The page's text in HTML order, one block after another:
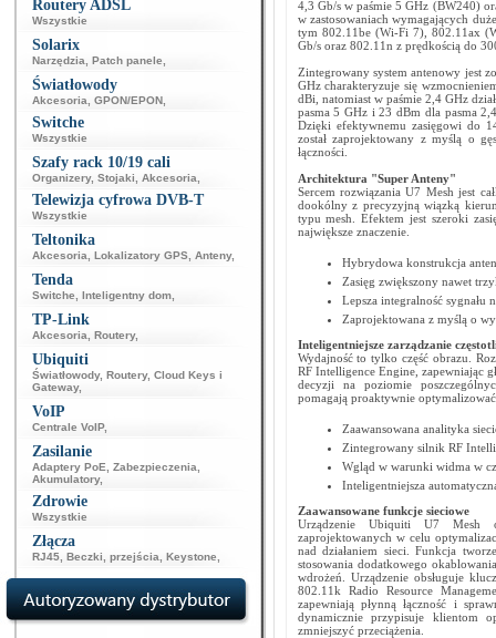
Routery ADSL
Wszystkie
Solarix
Narzędzia Patch panele
Światłowody
Akcesoria GPON/EPON
Switche
Wszystkie
Szafy rack 10/19 cali
Organizery, Stojaki Akcesoria
Telewizja cyfrowa DVB-T
Wszystkie
Teltonika
Akcesoria Lokalizatory GPS Anteny,
Tenda
Switche Inteligentny dom
TP-Link
Akcesoria Routery,
Ubiquiti
Światłowody, Routery, Cloud Keys i
Gateway,
VoIP
Centrale VoIP,
Zasilanie
Adaptery PoE Zabezpieczenia
Akumulatory,
Zdrowie
Wszystkie
Złącza
RJ45 Beczki, przejścia Keystone
4,3 Gb/s w paśmie 5 GHz (BW240)
w zastosowaniach wymagających
tym 802.11be (Wi-Fi 7), 802.11ax
Gb/s oraz 802.11n z prędkością do
Zintegrowany system antenowy jest
GHz charakteryzuje się
dBi, natomiast w paśmie 2,4 GHz
pasma 5 GHz i 23 dBm dla pasma
Dzięki efektywnemu zasięgowi do
został zaprojektowany z myślą o
łączności.
Architektura "Super Anteny"
Sercem rozwiązania U7 Mesh jest
dookólny z precyzyjną wiązką
typu mesh. Efektem jest szeroki
największe znaczenie.
Hybrydowa konstrukcja
Zasięg zwiększony nawet
Lepsza integralność sygnału
Zaprojektowana z myślą o
Inteligentniejsze zarządzanie
Wydajność to tylko część obrazu.
RF Intelligence Engine, zapewniając
decyzji na poziomie
pomagają proaktywnie
Zaawansowana analityka
Zintegrowany silnik RF
Wgląd w warunki widma w
Inteligentniejsza
Zaawansowane funkcje sieciowe
Urządzenie Ubiquiti U7 Mesh
zaprojektowanych w celu
nad działaniem sieci. Funkcja
stosowania dodatkowego
wdrożeń. Urządzenie obsługuje
802.11k Radio Resource
zapewniają płynną łączność i
dynamicznie przypisuje klientom
zmniejszyć przeciążenia.